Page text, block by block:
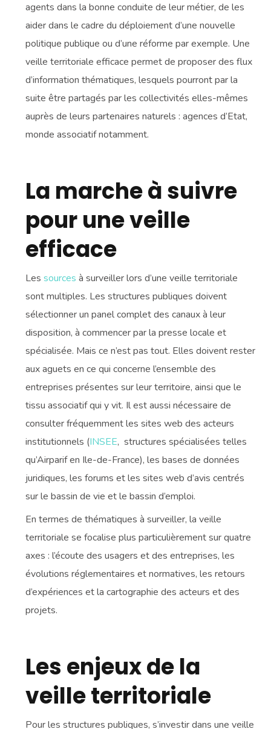
agents dans la bonne conduite de leur métier, de les
aider dans le cadre du déploiement d’une nouvelle
politique publique ou d’une réforme par exemple. Une
veille territoriale efficace permet de proposer des flux
d’information thématiques, lesquels pourront par la
suite être partagés par les collectivités elles-mêmes
auprès de leurs partenaires naturels : agences d’Etat,
monde associatif notamment.
La marche à suivre
pour une veille
efficace
Lessources à surveiller lors d’une veille territoriale
sont multiples. Les structures publiques doivent
sélectionner un panel complet des canaux à leur
disposition, à commencer par la presse locale et
spécialisée. Mais ce n’est pas tout. Elles doivent rester
aux aguets en ce qui concerne l’ensemble des
entreprises présentes sur leur territoire, ainsi que le
tissu associatif qui y vit. Il est aussi nécessaire de
consulter fréquemment les sites web des acteurs
institutionnels (INSEE, structures spécialisées telles
qu’Airparif en Ile-de-France), les bases de données
juridiques, les forums et les sites web d’avis centrés
sur le bassin de vie et le bassin d’emploi.
En termes de thématiques à surveiller, la veille
territoriale se focalise plus particulièrement sur quatre
axes : l’écoute des usagers et des entreprises, les
évolutions réglementaires et normatives, les retours
d’expériences et la cartographie des acteurs et des
projets.
Les enjeux de la
veille territoriale
Pour les structures publiques, s’investir dans une veille